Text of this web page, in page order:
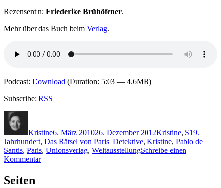
Rezensentin: Friederike Brühöfener.
Mehr über das Buch beim Verlag.
Podcast: Download (Duration: 5:03 — 4.6MB)
Subscribe: RSS
Kristine6. März 201026. Dezember 2012Kristine, S19.
Jahrhundert, Das Rätsel von Paris, Detektive, Kristine, Pablo de
Santis, Paris, Unionsverlag, WeltausstellungSchreibe einen
Kommentarzu
Seiten